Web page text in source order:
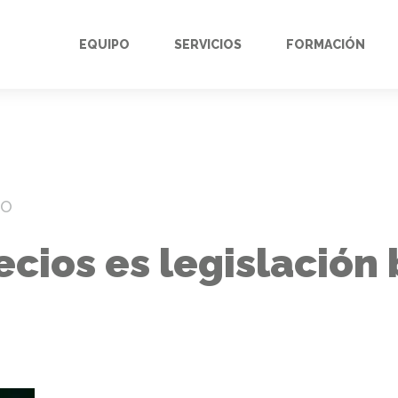
EQUIPO SERVICIOS FORMACIÓN
es legislación